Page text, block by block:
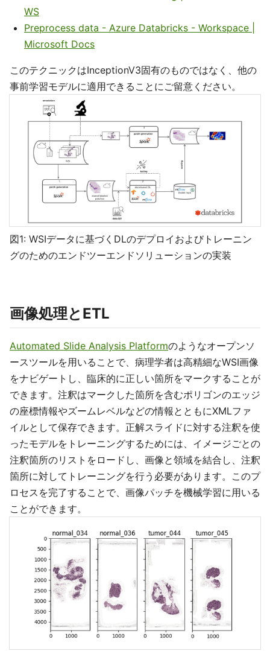
WS
Preprocess data - Azure Databricks - Workspace |
Microsoft Docs
このテクニックはInceptionV3固有のものではなく、他の
事前学習モデルに適用できることにご留意ください。
図1: WSIデータに基づくDLのデプロイおよびトレーニン
グのためのエンドツーエンドソリューションの実装
画像処理とETL
Automated Slide Analysis Platformのようなオープンソ
ースツールを用いることで、病理学者は高精細なWSI画像
をナビゲートし、臨床的に正しい箇所をマークすることが
できます。注釈はマークした箇所を含むポリゴンのエッジ
の座標情報やズームレベルなどの情報とともにXMLファ
イルとして保存できます。正解スライドに対する注釈を使
ったモデルをトレーニングするためには、イメージごとの
注釈箇所のリストをロードし、画像と領域を結合し、注釈
箇所に対してトレーニングを行う必要があります。このプ
ロセスを完了することで、画像パッチを機械学習に用いる
ことができます。